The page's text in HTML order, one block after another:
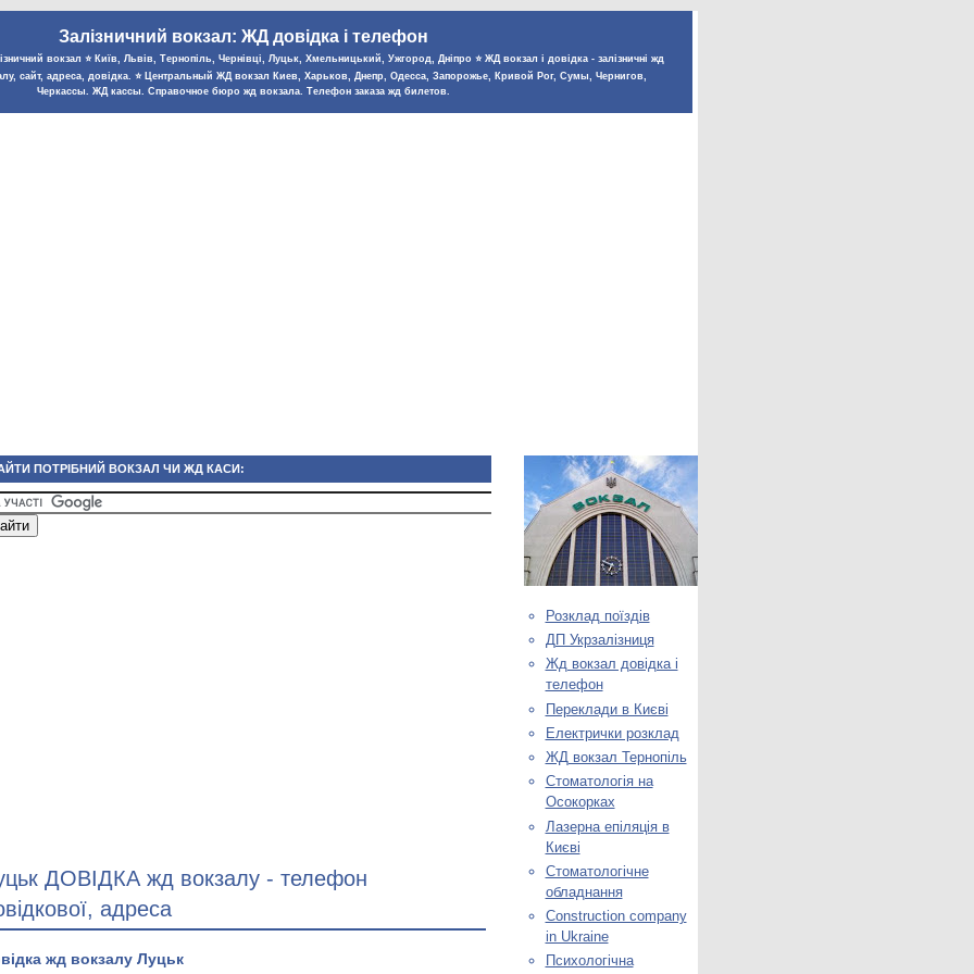
Залізничний вокзал: ЖД довідка і телефон
вокзал ⭐️ Київ, Львів, Тернопіль, Чернівці, Луцьк, Хмельницький, Ужгород, Дніпро ⭐️ ЖД вокзал і довідка - залізничні жд
сайт, адреса, довідка. ⭐️ Центральный ЖД вокзал Киев, Харьков, Днепр, Одесса, Запорожье, Кривой Рог, Сумы, Чернигов,
Черкассы. ЖД кассы. Справочное бюро жд вокзала. Телефон заказа жд билетов.
ПОТРІБНИЙ ВОКЗАЛ ЧИ ЖД КАСИ:
ДОВІДКА жд вокзалу - телефон
адреса
жд вокзалу Луцьк
Розклад поїздів
ДП Укрзалізниця
Жд вокзал довідка і
телефон
Переклади в Києві
Електрички розклад
ЖД вокзал Тернопіль
Стоматологія на
Осокорках
Лазерна епіляція в
Києві
Стоматологічне
обладнання
Construction company
in Ukraine
Психологічна